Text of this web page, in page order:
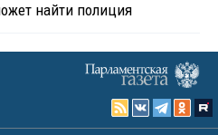
найти полиция